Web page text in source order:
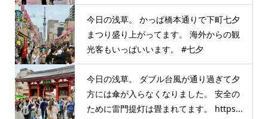
今日の浅草。 かっぱ橋本通りで下町七夕
まつり盛り上がってます。 海外からの観
光客もいっぱいいます。 #七夕
今日の浅草。 ダブル台風が通り過ぎて夕
方には傘が入らなくなりました。 安全の
ために雷門提灯は畳まれてます。 https...